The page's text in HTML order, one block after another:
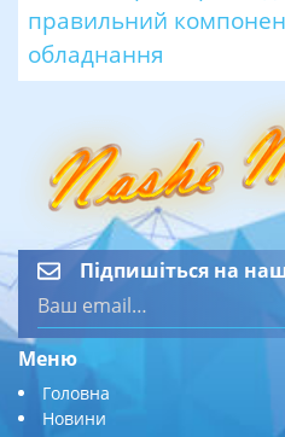
правильний
обладнання
Підпишіться на
Меню
Головна
Новини